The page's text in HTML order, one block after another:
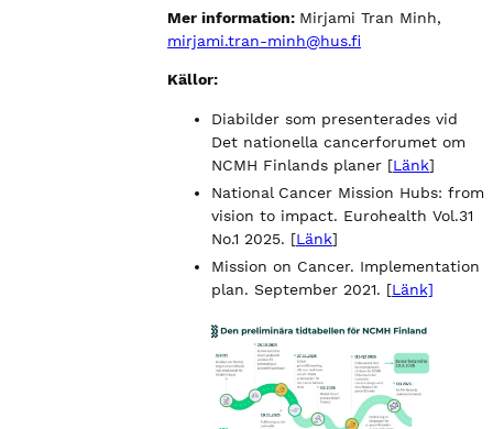
Mer information: Mirjami Tran Minh,
mirjami.tran-minh@hus.fi
Källor:
Diabilder som presenterades vid
Det nationella cancerforumet om
NCMH Finlands planer [Länk]
National Cancer Mission Hubs: from
vision to impact. Eurohealth Vol.31
No.1 2025. [Länk]
Mission on Cancer. Implementation
plan. September 2021. [Länk]